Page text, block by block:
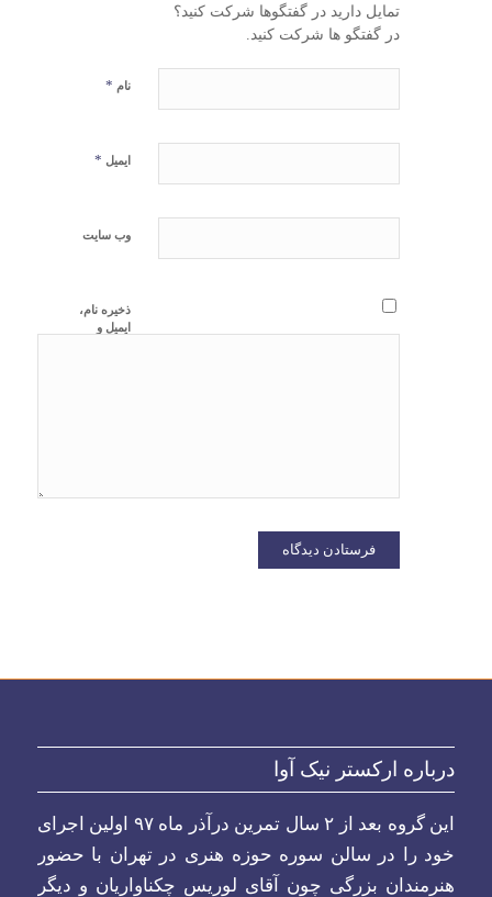
تمایل دارید در گفتگوها شرکت کنید؟
در گفتگو ها شرکت کنید.
نام *
ایمیل *
وب‌ سایت
ذخیره نام،
ایمیل و
درباره ارکستر نیک آوا
این گروه بعد از ۲ سال تمرین درآذر ماه ۹۷ اولین اجرای
خود را در سالن سوره حوزه هنری در تهران با حضور
هنرمندان بزرگی چون آقای لوریس چکناواریان و دیگر